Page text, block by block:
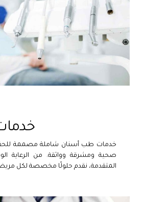
خدمات طب أسنان شاملة مصممة
صحية ومشرقة وواثقة. من الرعاية
المتقدمة، نقدم حلولًا مخصصة لكل